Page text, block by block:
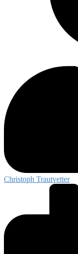
Christoph Trautvetter